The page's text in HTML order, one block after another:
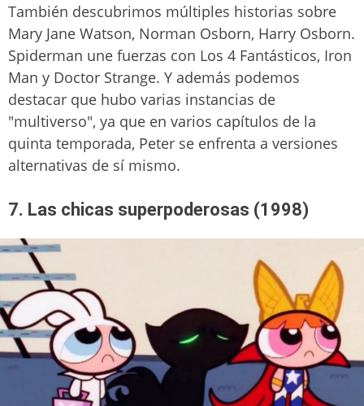
También descubrimos múltiples historias sobre
Mary Jane Watson, Norman Osborn, Harry Osborn.
Spiderman une fuerzas con Los 4 Fantásticos, Iron
Man y Doctor Strange. Y además podemos
destacar que hubo varias instancias de
"multiverso", ya que en varios capítulos de la
quinta temporada, Peter se enfrenta a versiones
alternativas de sí mismo.
7. Las chicas superpoderosas (1998)